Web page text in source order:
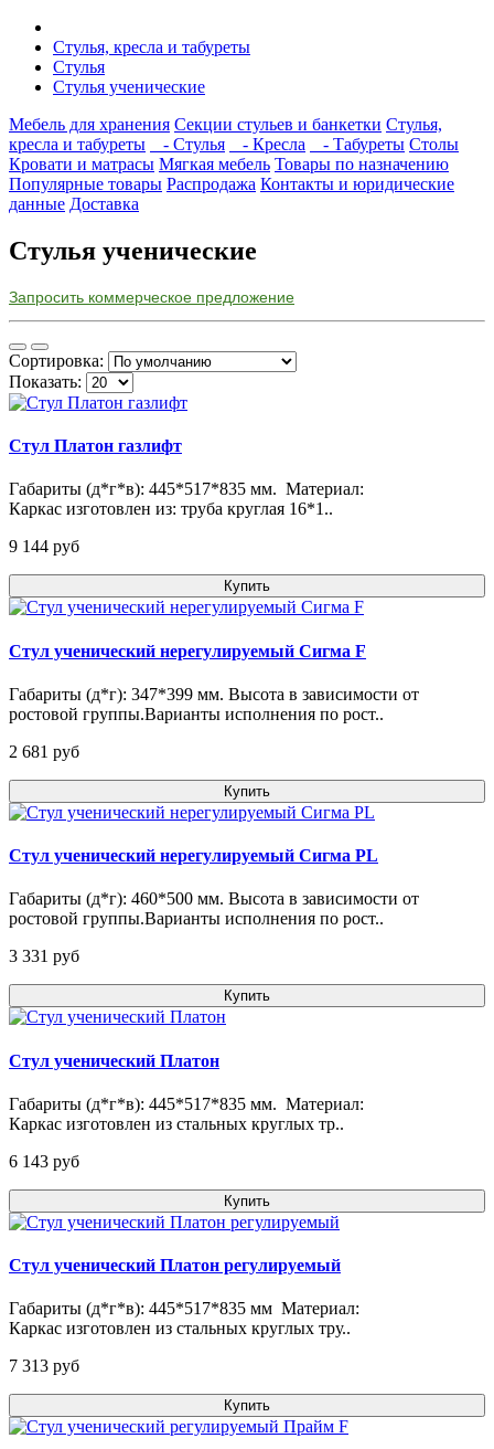
Стулья, кресла и табуреты
Стулья
Стулья ученические
Мебель для хранения Секции стульев и банкетки Стулья,
кресла и табуреты
- Стулья - Кресла - Табуреты Столы
Кровати и матрасы Мягкая мебель Товары по назначению
Популярные товары Распродажа Контакты и юридические
данные Доставка
Стулья ученические
Запросить коммерческое предложение
Сортировка:
Показать:
Стул Платон газлифт
Габариты (д*г*в): 445*517*835 мм. Материал:
Каркас изготовлен из: труба круглая 16*1..
9 144 pуб
Купить
Стул ученический нерегулируемый Сигма F
Габариты (д*г): 347*399 мм. Высота в зависимости от
ростовой группы.Варианты исполнения по рост..
2 681 pуб
Купить
Стул ученический нерегулируемый Сигма PL
Габариты (д*г): 460*500 мм. Высота в зависимости от
ростовой группы.Варианты исполнения по рост..
3 331 pуб
Купить
Стул ученический Платон
Габариты (д*г*в): 445*517*835 мм. Материал:
Каркас изготовлен из стальных круглых тр..
6 143 pуб
Купить
Стул ученический Платон регулируемый
Габариты (д*г*в): 445*517*835 мм Материал:
Каркас изготовлен из стальных круглых тру..
7 313 pуб
Купить